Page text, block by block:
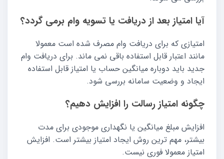
آیا امتیاز بعد از دریافت یا تسویه وام برمی گردد؟
امتیازی که برای دریافت وام مصرف شده است معمولا
مانند اعتبار قابل استفاده باقی نمی ماند. برای دریافت وام
جدید باید دوباره میانگین حساب یا امتیاز قابل استفاده
ایجاد و وضعیت سامانه بررسی شود.
چگونه امتیاز رسالت را افزایش دهیم؟
افزایش مبلغ میانگین یا نگهداری موجودی برای مدت
بیشتر، مهم ترین روش ایجاد امتیاز بیشتر است. افزایش
امتیاز معمولا فوری نیست.